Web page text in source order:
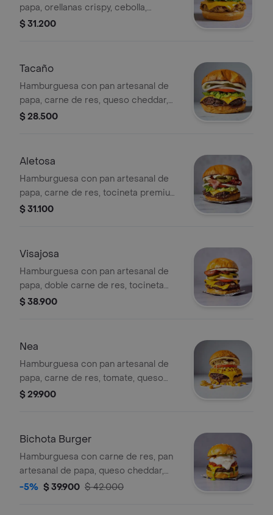
papa, orellanas crispy, cebolla,
tomate, cogollo europeo, pepinillos y
$ 31.200
Tacaño
Hamburguesa con pan artesanal de
papa, carne de res, queso cheddar,
pepinillo, cebolla, tomate, cogollo
$ 28.500
Aletosa
Hamburguesa con pan artesanal de
papa, carne de res, tocineta premium,
pepinillos, cebolla, tomate, cogollo
$ 31.100
Visajosa
Hamburguesa con pan artesanal de
papa, doble carne de res, tocineta
premium, doble queso cheddar,
$ 38.900
Nea
Hamburguesa con pan artesanal de
papa, carne de res, tomate, queso
cheddar, maíz tierno, papas fosforito y
$ 29.900
Bichota Burger
Hamburguesa con carne de res, pan
artesanal de papa, queso cheddar,
mermelada de tomates confitados,
-5% $ 39.900 $ 42.000